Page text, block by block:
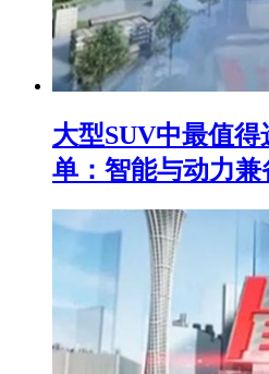
大型SUV中最值
单：智能与动力兼